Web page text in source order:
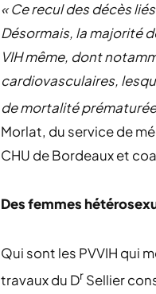
« Ce recul des décès
Désormais, la majorité
VIH même, dont
cardiovasculaires,
de mortalité
Morlat, du service de
CHU de Bordeaux et
Des femmes
Qui sont les PVVIH qui
travaux du Dr Sellier